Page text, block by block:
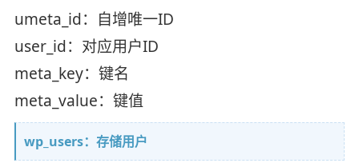
umeta_id：自增唯一ID
user_id：对应用户ID
meta_key：键名
meta_value：键值
wp_users：存储用户